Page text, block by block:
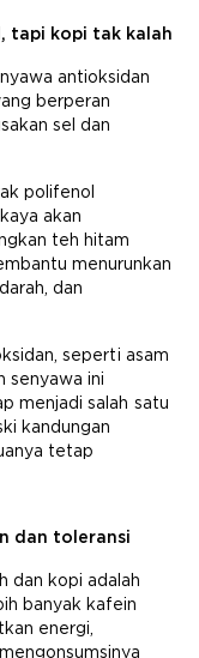
tapi kopi tak kalah
antioksidan
berperan
sel dan
polifenol
akan
teh hitam
menurunkan
dan
seperti asam
senyawa ini
menjadi salah satu
kandungan
tetap
dan toleransi
dan kopi adalah
banyak kafein
energi,